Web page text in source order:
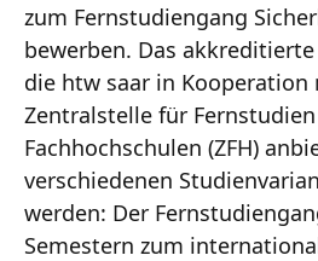
zum Fernstudiengang
bewerben. Das
die htw saar in Kooperation
Zentralstelle für
Fachhochschulen (ZFH)
verschiedenen
werden: Der
Semestern zum